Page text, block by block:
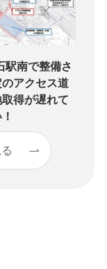
駅南で整備さ
アクセス道
得が遅れて